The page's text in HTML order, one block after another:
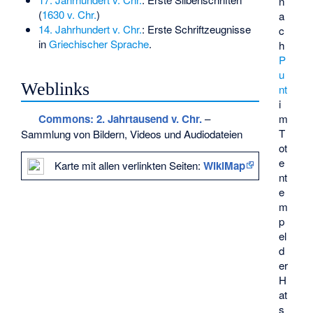
a
c
h
P
u
nt
i
m
T
ot
e
nt
e
m
p
el
d
er
H
at
s
(1630 v. Chr.)
14. Jahrhundert v. Chr.: Erste Schriftzeugnisse
inGriechischer Sprache.
Weblinks
Commons: 2. Jahrtausend v. Chr.–
Sammlung von Bildern, Videos und Audiodateien
Karte mit allen verlinkten Seiten:WikiMap